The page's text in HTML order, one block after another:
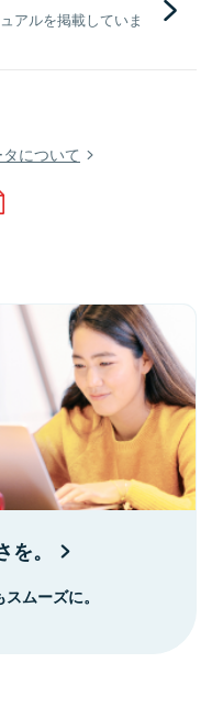
アルを掲載していま
について
。
ムーズに。